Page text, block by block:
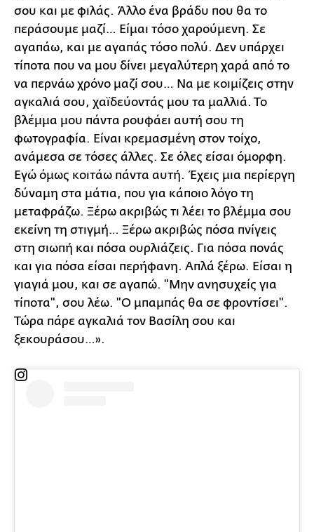
σου και με φιλάς. Άλλο ένα βράδυ που θα το
περάσουμε μαζί… Είμαι τόσο χαρούμενη. Σε
αγαπάω, και με αγαπάς τόσο πολύ. Δεν υπάρχει
τίποτα που να μου δίνει μεγαλύτερη χαρά από το
να περνάω χρόνο μαζί σου… Να με κοιμίζεις στην
αγκαλιά σου, χαϊδεύοντάς μου τα μαλλιά. Το
βλέμμα μου πάντα ρουφάει αυτή σου τη
φωτογραφία. Είναι κρεμασμένη στον τοίχο,
ανάμεσα σε τόσες άλλες. Σε όλες είσαι όμορφη.
Εγώ όμως κοιτάω πάντα αυτή. Έχεις μια περίεργη
δύναμη στα μάτια, που για κάποιο λόγο τη
μεταφράζω. Ξέρω ακριβώς τι λέει το βλέμμα σου
εκείνη τη στιγμή… Ξέρω ακριβώς πόσα πνίγεις
στη σιωπή και πόσα ουρλιάζεις. Για πόσα πονάς
και για πόσα είσαι περήφανη. Απλά ξέρω. Είσαι η
γιαγιά μου, και σε αγαπώ. "Μην ανησυχείς για
τίποτα", σου λέω. "Ο μπαμπάς θα σε φροντίσει".
Τώρα πάρε αγκαλιά τον Βασίλη σου και
ξεκουράσου…».